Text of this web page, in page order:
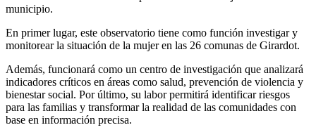
municipio.
En primer lugar, este observatorio tiene como función investigar y
monitorear la situación de la mujer en las 26 comunas de Girardot.
Además, funcionará como un centro de investigación que analizará
indicadores críticos en áreas como salud, prevención de violencia y
bienestar social. Por último, su labor permitirá identificar riesgos
para las familias y transformar la realidad de las comunidades con
base en información precisa.